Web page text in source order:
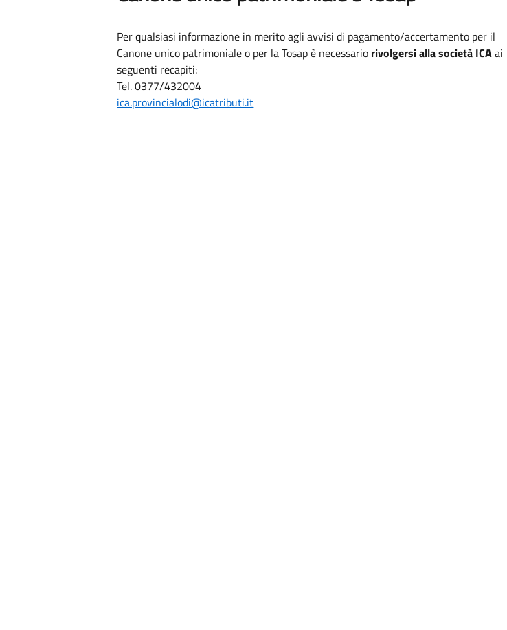
Per qualsiasi informazione in merito agli avvisi di pagamento/accertamento per il
Canone unico patrimoniale o per la Tosap è necessario rivolgersi alla società ICAai
seguenti recapiti:
Tel. 0377/432004
ica.provincialodi@icatributi.it